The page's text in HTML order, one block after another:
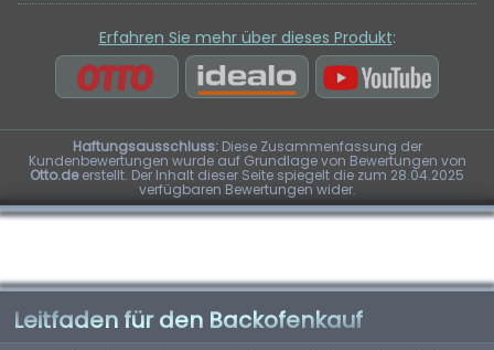
Erfahren Sie mehr über dieses Produkt:
Haftungsausschluss:Diese Zusammenfassung der
Kundenbewertungen wurde auf Grundlage von Bewertungen von
Otto.deerstellt. Der Inhalt dieser Seite spiegelt die zum 28.04.2025
verfügbaren Bewertungen wider.
Leitfaden für den Backofenkauf